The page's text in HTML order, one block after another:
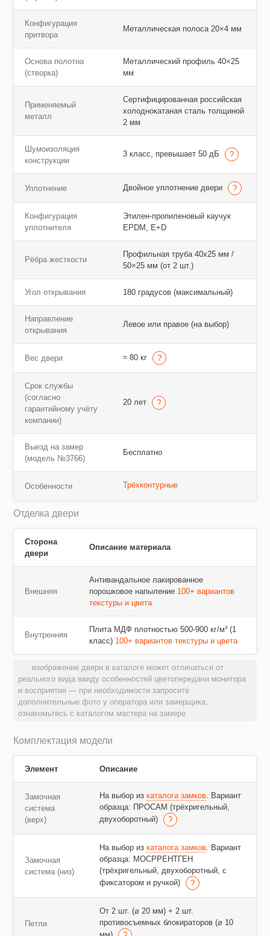
Конфигурация
притвора
Металлическая полоса 20×4 мм
Основа полотна
(створка)
Металлический профиль 40×25
мм
Применяемый
металл
Сертифицированная российская
холоднокатаная сталь толщиной
2 мм
Шумоизоляция
конструкции
3 класс, превышает 50 дБ
Уплотнение Двойное уплотнение двери
Конфигурация
уплотнителя
Этилен-пропиленовый каучук
EPDM, E+D
Рёбра жесткости
Профильная труба 40х25 мм /
50×25 мм (от 2 шт.)
Угол открывания 180 градусов (максимальный)
Направление
открывания
Левое или правое (на выбор)
Вес двери ≈ 80 кг
Срок службы
(согласно
гарантийному учёту
компании)
20 лет
Выезд на замер
(модель №3766)
Бесплатно
Особенности Трёхконтурные
Отделка двери
Сторона
двери
Описание материала
Внешняя
Антивандальное лакированное
порошковое напыление 100+ вариантов
текстуры и цвета
Внутренняя
Плита МДФ плотностью 500-900 кг/м³ (1
класс) 100+ вариантов текстуры и цвета
изображение двери в каталоге может отличаться от
реального вида ввиду особенностей цветопередачи монитора
и восприятия — при необходимости запросите
дополнительные фото у оператора или замерщика,
ознакомьтесь с каталогом мастера на замере
Комплектация модели
Элемент Описание
Замочная
система
(верх)
На выбор из каталога замков. Вариант
образца: ПРОСАМ (трёхригельный,
двухоборотный)
Замочная
система (низ)
На выбор из каталога замков. Вариант
образца: МОСРРЕНТГЕН
(трёхригельный, двухоборотный, с
фиксатором и ручкой)
Петли
От 2 шт. (⌀ 20 мм) + 2 шт.
противосъемных блокираторов (⌀ 10